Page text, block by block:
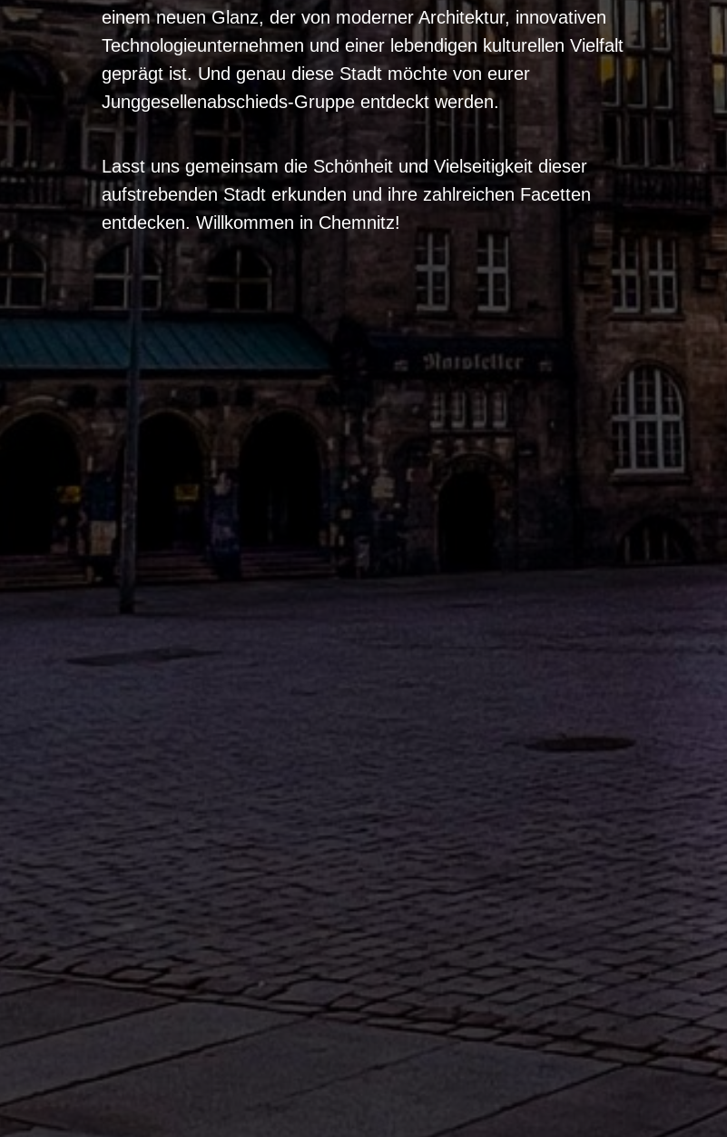
einem neuen Glanz, der von moderner Architektur, innovativen
Technologieunternehmen und einer lebendigen kulturellen Vielfalt
geprägt ist. Und genau diese Stadt möchte von eurer
Junggesellenabschieds-Gruppe entdeckt werden.
Lasst uns gemeinsam die Schönheit und Vielseitigkeit dieser
aufstrebenden Stadt erkunden und ihre zahlreichen Facetten
entdecken. Willkommen in Chemnitz!